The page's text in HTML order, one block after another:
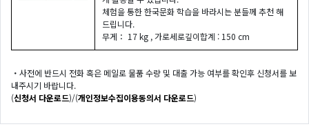
체험을 통한 한국문화 학습을 바라시는 분들께 추천 해
드립니다.
무게： 17 kg , 가로세로깊이합계 : 150 cm
・사전에 반드시 전화 혹은 메일로 물품 수량 및 대출 가능 여부를 확인후 신청서를 보
내주시기 바랍니다.
(신청서 다운로드)/(개인정보수집이용동의서 다운로드)